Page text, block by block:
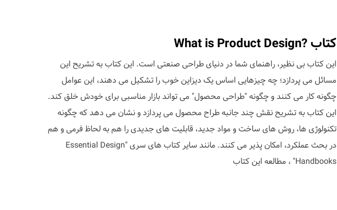
کتاب ?What is Product Design
این کتاب بی نظیر، راهنمای شما در دنیای طراحی صنعتی است. این کتاب به تشریح این
مسائل می پردازد؛ چه چیزهایی اساس یک دیزاین خوب را تشکیل می دهند، این عوامل
چگونه کار می کنند و چگونه "طراحی محصول" می تواند بازار مناسبی برای خودش خلق کند.
این کتاب به تشریح نقش چند جانبه طراح محصول می پردازد و نشان می دهد که چگونه
تکنولوژی ها، روش های ساخت و مواد جدید، قابلیت های جدیدی را هم به لحاظ فرمی و هم
در بحث عملکرد، امکان پذیر می کنند. مانند سایر کتاب های سری "Essential Design
Handbooks" ، مطالعه این کتاب